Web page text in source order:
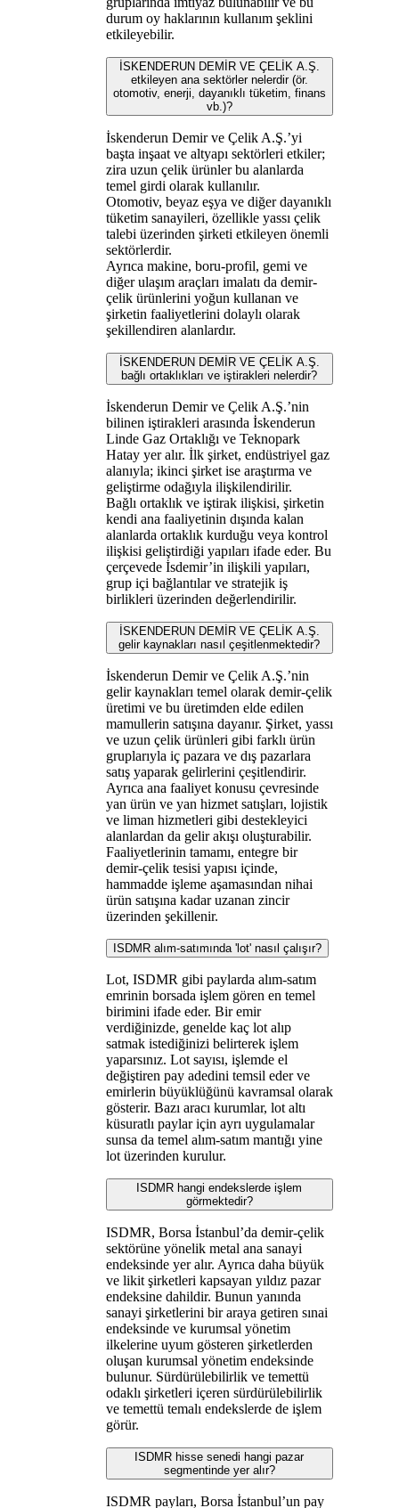
durum oy haklarının kullanım şeklini
etkileyebilir.
İSKENDERUN DEMİR VE ÇELİK A.Ş.
etkileyen ana sektörler nelerdir (ör.
otomotiv, enerji, dayanıklı tüketim, finans
vb.)?
İskenderun Demir ve Çelik A.Ş.’yi
başta inşaat ve altyapı sektörleri etkiler;
zira uzun çelik ürünler bu alanlarda
temel girdi olarak kullanılır.
Otomotiv, beyaz eşya ve diğer dayanıklı
tüketim sanayileri, özellikle yassı çelik
talebi üzerinden şirketi etkileyen önemli
sektörlerdir.
Ayrıca makine, boru-profil, gemi ve
diğer ulaşım araçları imalatı da demir-
çelik ürünlerini yoğun kullanan ve
şirketin faaliyetlerini dolaylı olarak
şekillendiren alanlardır.
İSKENDERUN DEMİR VE ÇELİK A.Ş.
bağlı ortaklıkları ve iştirakleri nelerdir?
İskenderun Demir ve Çelik A.Ş.’nin
bilinen iştirakleri arasında İskenderun
Linde Gaz Ortaklığı ve Teknopark
Hatay yer alır. İlk şirket, endüstriyel gaz
alanıyla; ikinci şirket ise araştırma ve
geliştirme odağıyla ilişkilendirilir.
Bağlı ortaklık ve iştirak ilişkisi, şirketin
kendi ana faaliyetinin dışında kalan
alanlarda ortaklık kurduğu veya kontrol
ilişkisi geliştirdiği yapıları ifade eder. Bu
çerçevede İsdemir’in ilişkili yapıları,
grup içi bağlantılar ve stratejik iş
birlikleri üzerinden değerlendirilir.
İSKENDERUN DEMİR VE ÇELİK A.Ş.
gelir kaynakları nasıl çeşitlenmektedir?
İskenderun Demir ve Çelik A.Ş.’nin
gelir kaynakları temel olarak demir-çelik
üretimi ve bu üretimden elde edilen
mamullerin satışına dayanır. Şirket, yassı
ve uzun çelik ürünleri gibi farklı ürün
gruplarıyla iç pazara ve dış pazarlara
satış yaparak gelirlerini çeşitlendirir.
Ayrıca ana faaliyet konusu çevresinde
yan ürün ve yan hizmet satışları, lojistik
ve liman hizmetleri gibi destekleyici
alanlardan da gelir akışı oluşturabilir.
Faaliyetlerinin tamamı, entegre bir
demir-çelik tesisi yapısı içinde,
hammadde işleme aşamasından nihai
ürün satışına kadar uzanan zincir
üzerinden şekillenir.
ISDMR alım-satımında 'lot' nasıl çalışır?
Lot, ISDMR gibi paylarda alım-satım
emrinin borsada işlem gören en temel
birimini ifade eder. Bir emir
verdiğinizde, genelde kaç lot alıp
satmak istediğinizi belirterek işlem
yaparsınız. Lot sayısı, işlemde el
değiştiren pay adedini temsil eder ve
emirlerin büyüklüğünü kavramsal olarak
gösterir. Bazı aracı kurumlar, lot altı
küsuratlı paylar için ayrı uygulamalar
sunsa da temel alım-satım mantığı yine
lot üzerinden kurulur.
ISDMR hangi endekslerde işlem
görmektedir?
ISDMR, Borsa İstanbul’da demir-çelik
sektörüne yönelik metal ana sanayi
endeksinde yer alır. Ayrıca daha büyük
ve likit şirketleri kapsayan yıldız pazar
endeksine dahildir. Bunun yanında
sanayi şirketlerini bir araya getiren sınai
endeksinde ve kurumsal yönetim
ilkelerine uyum gösteren şirketlerden
oluşan kurumsal yönetim endeksinde
bulunur. Sürdürülebilirlik ve temettü
odaklı şirketleri içeren sürdürülebilirlik
ve temettü temalı endekslerde de işlem
görür.
ISDMR hisse senedi hangi pazar
segmentinde yer alır?
ISDMR payları, Borsa İstanbul’un pay